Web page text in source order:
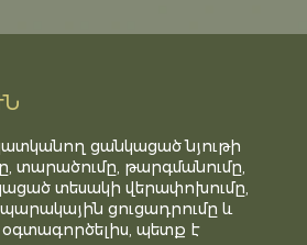
ցանկացած նյութի
տարածումը, թարգմանումը,
տեսակի վերափոխումը,
ցուցադրումը և
պետք է